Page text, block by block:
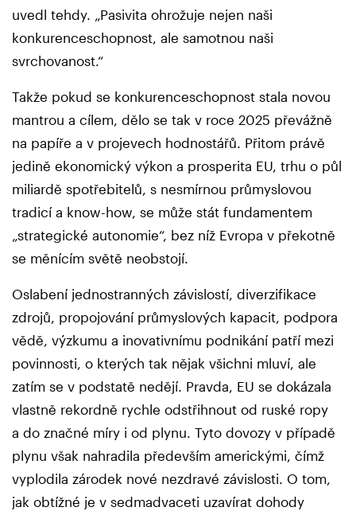
uvedl tehdy. „Pasivita ohrožuje nejen naši
konkurenceschopnost, ale samotnou naši
svrchovanost.“
Takže pokud se konkurenceschopnost stala novou
mantrou a cílem, dělo se tak v roce 2025 převážně
na papíře a v projevech hodnostářů. Přitom právě
jedině ekonomický výkon a prosperita EU, trhu o půl
miliardě spotřebitelů, s nesmírnou průmyslovou
tradicí a know-how, se může stát fundamentem
„strategické autonomie“, bez níž Evropa v překotně
se měnícím světě neobstojí.
Oslabení jednostranných závislostí, diverzifikace
zdrojů, propojování průmyslových kapacit, podpora
vědě, výzkumu a inovativnímu podnikání patří mezi
povinnosti, o kterých tak nějak všichni mluví, ale
zatím se v podstatě nedějí. Pravda, EU se dokázala
vlastně rekordně rychle odstřihnout od ruské ropy
a do značné míry i od plynu. Tyto dovozy v případě
plynu však nahradila především americkými, čímž
vyplodila zárodek nové nezdravé závislosti. O tom,
jak obtížné je v sedmadvaceti uzavírat dohody